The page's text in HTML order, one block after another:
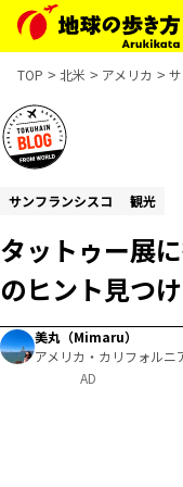
TOP 北米 アメリカ
サンフランシスコ 観光
タットゥー展
のヒント見つ
美丸（Mimaru）
アメリカ・カリフォルニ
AD